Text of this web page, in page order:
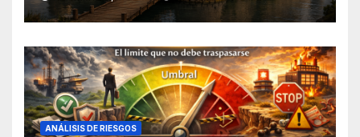
ANÁLISIS DE RIESGOS